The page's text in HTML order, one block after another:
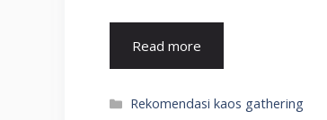
Read more
Kategori
Rekomendasi kaos gathering